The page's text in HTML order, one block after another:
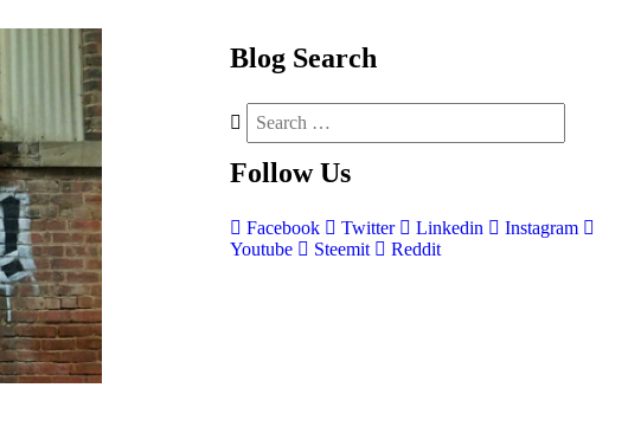
Blog Search
Follow Us
Facebook Twitter Linkedin
Instagram
Youtube
Steemit Reddit